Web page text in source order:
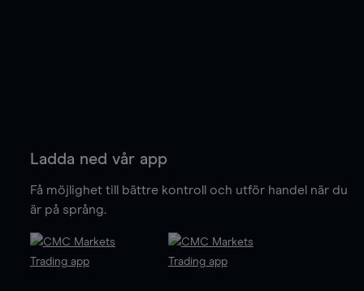
Ladda ned vår app
Få möjlighet till bättre kontroll och utför handel när du
är på språng.